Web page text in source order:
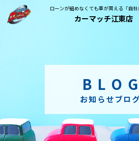
ローンが組めなくても車が買える「自社
カーマッチ江東店
BLOG
お知らせブログ